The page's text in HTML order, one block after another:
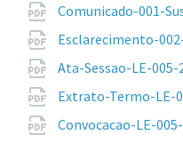
Comunicado-001-
Esclarecimento-
Ata-Sessao-LE-005-
Extrato-Termo-LE-
Convocacao-LE-